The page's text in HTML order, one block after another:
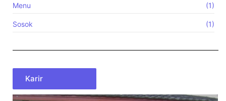
Menu (1)
Sosok (1)
Karir